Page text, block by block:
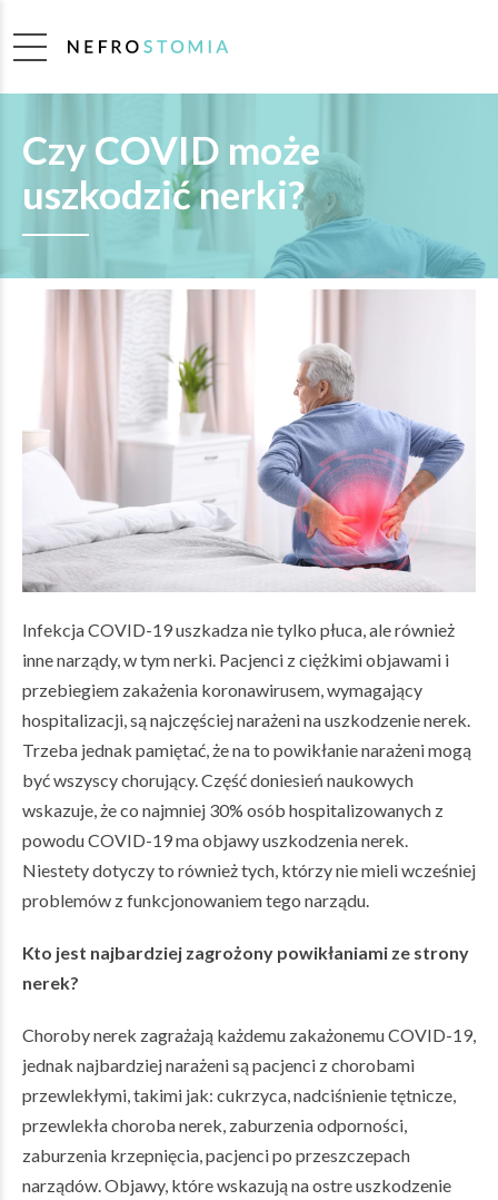
Czy COVID może
uszkodzić nerki?
Infekcja COVID-19 uszkadza nie tylko płuca, ale również
inne narządy, w tym nerki. Pacjenci z ciężkimi objawami i
przebiegiem zakażenia koronawirusem, wymagający
hospitalizacji, są najczęściej narażeni na uszkodzenie nerek.
Trzeba jednak pamiętać, że na to powikłanie narażeni mogą
być wszyscy chorujący. Część doniesień naukowych
wskazuje, że co najmniej 30% osób hospitalizowanych z
powodu COVID-19 ma objawy uszkodzenia nerek.
Niestety dotyczy to również tych, którzy nie mieli wcześniej
problemów z funkcjonowaniem tego narządu.
Kto jest najbardziej zagrożony powikłaniami ze strony
nerek?
Choroby nerek zagrażają każdemu zakażonemu COVID-19,
jednak najbardziej narażeni są pacjenci z chorobami
przewlekłymi, takimi jak: cukrzyca, nadciśnienie tętnicze,
przewlekła choroba nerek, zaburzenia odporności,
zaburzenia krzepnięcia, pacjenci po przeszczepach
narządów. Objawy, które wskazują na ostre uszkodzenie